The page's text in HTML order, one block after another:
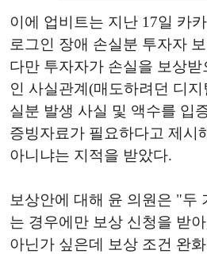
이에 업비트는 지난 17일 카
로그인 장애 손실분 투자자
다만 투자자가 손실을 보상
인 사실관계(매도하려던 디
실분 발생 사실 및 액수를 입
증빙자료가 필요하다고 제시
아니냐는 지적을 받았다.
보상안에 대해 윤 의원은 "두
는 경우에만 보상 신청을 받
아닌가 싶은데 보상 조건 완